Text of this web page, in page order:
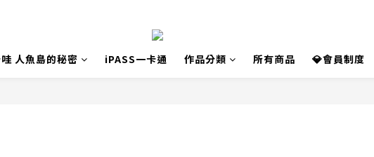
人魚島的秘密 iPASS一卡通 作品分類 所有商品 💎會員制度